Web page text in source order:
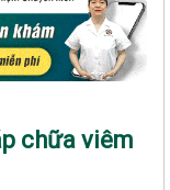
chữa viêm